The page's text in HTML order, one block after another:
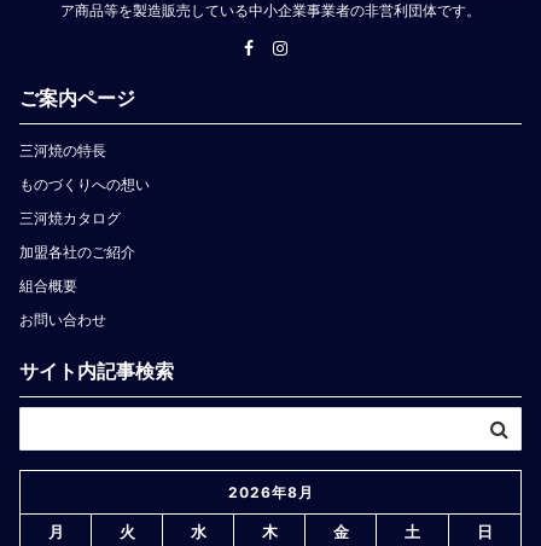
ア商品等を製造販売している中小企業事業者の非営利団体です。
ご案内ページ
三河焼の特長
ものづくりへの想い
三河焼カタログ
加盟各社のご紹介
組合概要
お問い合わせ
サイト内記事検索
2026年8月
月 火 水 木 金 土 日